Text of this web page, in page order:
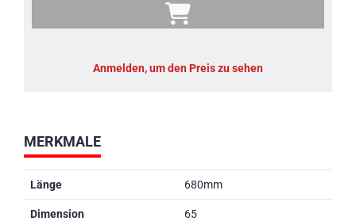
MERKMALE
Länge 680mm
Dimension 65
Anmelden, um den Preis zu sehen